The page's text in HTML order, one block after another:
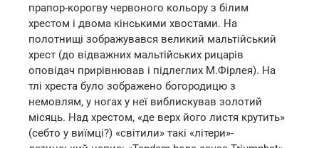
прапор-корогву червоного кольору з білим
хрестом і двома кінськими хвостами. На
полотнищі зображувався великий мальтійський
хрест (до відважних мальтійських рицарів
оповідач прирівнював і підлеглих М.Фірлея). На
тлі хреста було зображено богородицю з
немовлям, у ногах у неї виблискував золотий
місяць. Над хрестом, «де верх його листя крутить»
(себто у виїмці?) «світили» такі «літери»-